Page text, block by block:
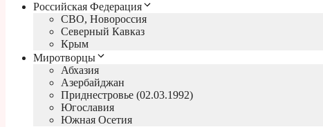
Российская Федерация
СВО, Новороссия
Северный Кавказ
Крым
Миротворцы
Абхазия
Азербайджан
Приднестровье (02.03.1992)
Югославия
Южная Осетия